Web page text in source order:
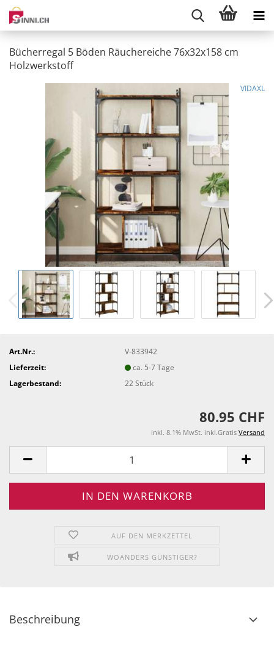
Bücherregal 5 Böden Räuchereiche 76x32x158 cm
Holzwerkstoff
VIDAXL
Art.Nr.:
V-833942
Lieferzeit:
ca. 5-7 Tage
Lagerbestand:
22Stück
80.95 CHF
inkl. 8.1% MwSt. inkl.Gratis Versand
AUF DEN MERKZETTEL
WOANDERS GÜNSTIGER?
Beschreibung